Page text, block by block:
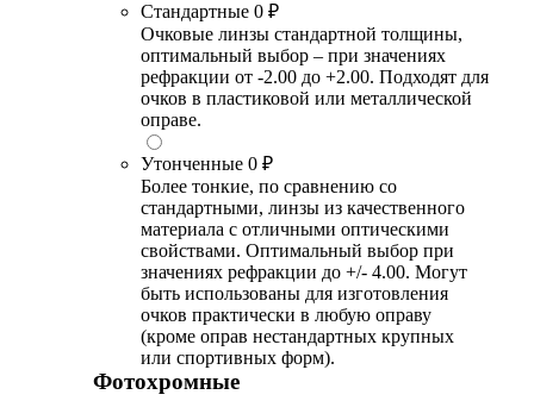
Стандартные 0 ₽
Очковые линзы стандартной толщины,
оптимальный выбор – при значениях
рефракции от -2.00 до +2.00. Подходят для
очков в пластиковой или металлической
оправе.
Утонченные 0 ₽
Более тонкие, по сравнению со
стандартными, линзы из качественного
материала с отличными оптическими
свойствами. Оптимальный выбор при
значениях рефракции до +/- 4.00. Могут
быть использованы для изготовления
очков практически в любую оправу
(кроме оправ нестандартных крупных
или спортивных форм).
Фотохромные